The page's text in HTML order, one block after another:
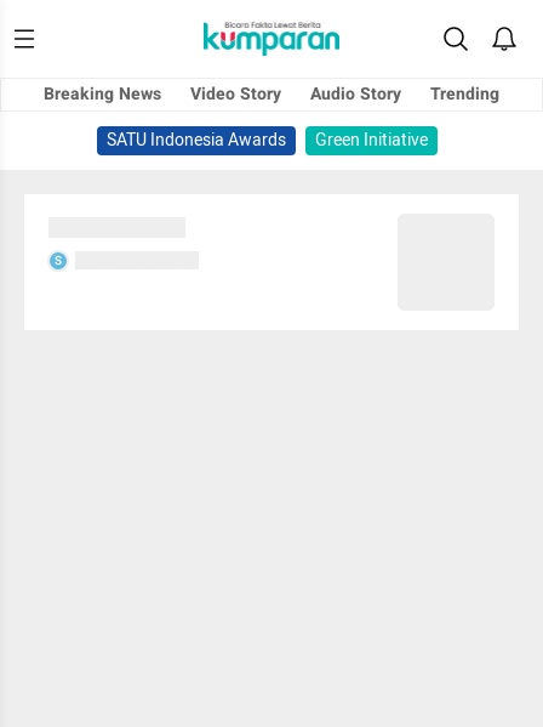
Breaking News Video Story Audio Story
Trending
SATU Indonesia Awards
Green Initiative
S